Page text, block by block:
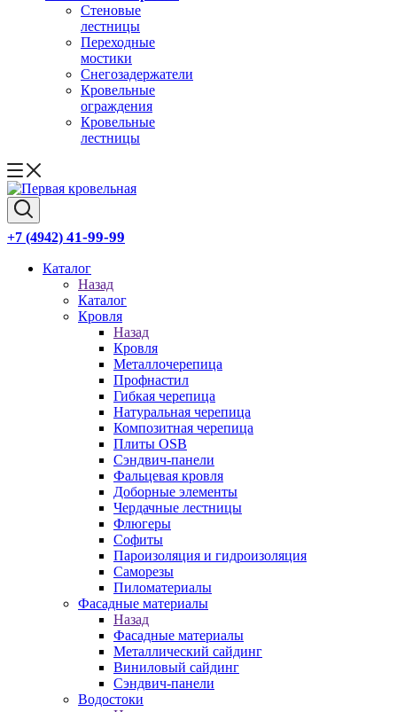
Стеновые
лестницы
Переходные
мостики
Снегозадержатели
Кровельные
ограждения
Кровельные
лестницы
+7 (4942) 41-99-99
Каталог
Назад
Каталог
Кровля
Назад
Кровля
Металлочерепица
Профнастил
Гибкая черепица
Натуральная черепица
Композитная черепица
Плиты OSB
Сэндвич-панели
Фальцевая кровля
Доборные элементы
Чердачные лестницы
Флюгеры
Софиты
Пароизоляция и гидроизоляция
Саморезы
Пиломатериалы
Фасадные материалы
Назад
Фасадные материалы
Металлический сайдинг
Виниловый сайдинг
Сэндвич-панели
Водостоки